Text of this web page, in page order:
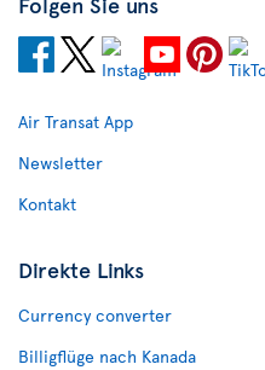
Air Transat App
Newsletter
Kontakt
Direkte Links
Currency converter
Billigflüge nach Kanada